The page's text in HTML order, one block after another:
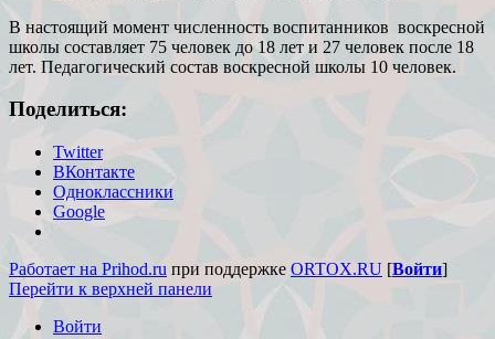
В настоящий момент численность воспитанников воскресной
школы составляет 75 человек до 18 лет и 27 человек после 18
лет. Педагогический состав воскресной школы 10 человек.
Поделиться:
Twitter
ВКонтакте
Одноклассники
Google
Работает на Prihod.ru при поддержке ORTOX.RU [Войти]
Перейти к верхней панели
Войти